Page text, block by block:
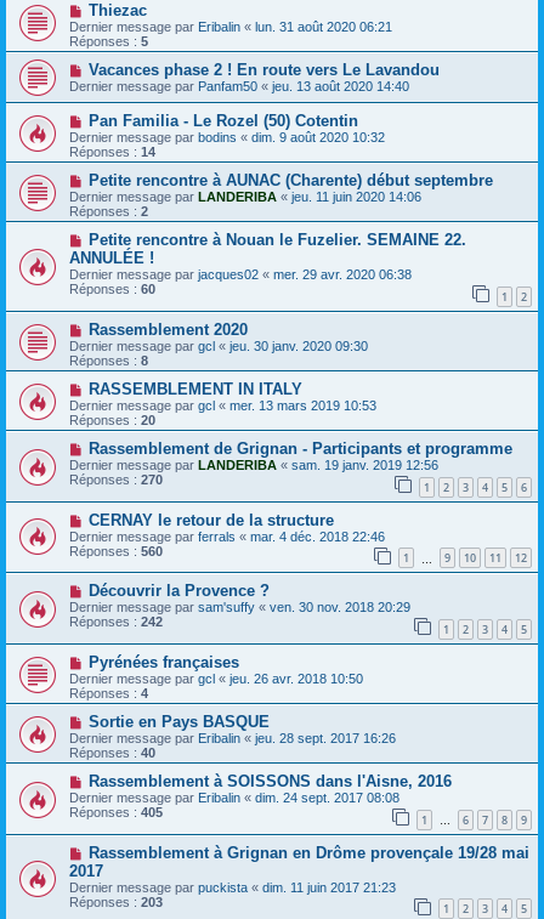
Thiezac
Dernier message par Eribalin « lun. 31 août 2020 06:21
Réponses : 5
Vacances phase 2 ! En route vers Le Lavandou
Dernier message par Panfam50 « jeu. 13 août 2020 14:40
Pan Familia - Le Rozel (50) Cotentin
Dernier message par bodins « dim. 9 août 2020 10:32
Réponses : 14
Petite rencontre à AUNAC (Charente) début septembre
Dernier message par LANDERIBA « jeu. 11 juin 2020 14:06
Réponses : 2
Petite rencontre à Nouan le Fuzelier. SEMAINE 22.
ANNULÉE !
Dernier message par jacques02 « mer. 29 avr. 2020 06:38
Réponses : 60 1 2
Rassemblement 2020
Dernier message par gcl « jeu. 30 janv. 2020 09:30
Réponses : 8
RASSEMBLEMENT IN ITALY
Dernier message par gcl « mer. 13 mars 2019 10:53
Réponses : 20
Rassemblement de Grignan - Participants et programme
Dernier message par LANDERIBA « sam. 19 janv. 2019 12:56
Réponses : 270 1 2 3 4 5 6
CERNAY le retour de la structure
Dernier message par ferrals « mar. 4 déc. 2018 22:46
Réponses : 560 1 9 10 11 12
Découvrir la Provence ?
Dernier message par sam'suffy « ven. 30 nov. 2018 20:29
Réponses : 242 1 2 3 4 5
Pyrénées françaises
Dernier message par gcl « jeu. 26 avr. 2018 10:50
Réponses : 4
Sortie en Pays BASQUE
Dernier message par Eribalin « jeu. 28 sept. 2017 16:26
Réponses : 40
Rassemblement à SOISSONS dans l'Aisne, 2016
Dernier message par Eribalin « dim. 24 sept. 2017 08:08
Réponses : 405 1 … 6 7 8 9
Rassemblement à Grignan en Drôme provençale 19/28 mai
2017
Dernier message par puckista « dim. 11 juin 2017 21:23
Réponses : 203 1 2 3 4 5